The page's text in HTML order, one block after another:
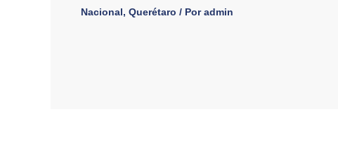
Nacional, Querétaro / Poradmin